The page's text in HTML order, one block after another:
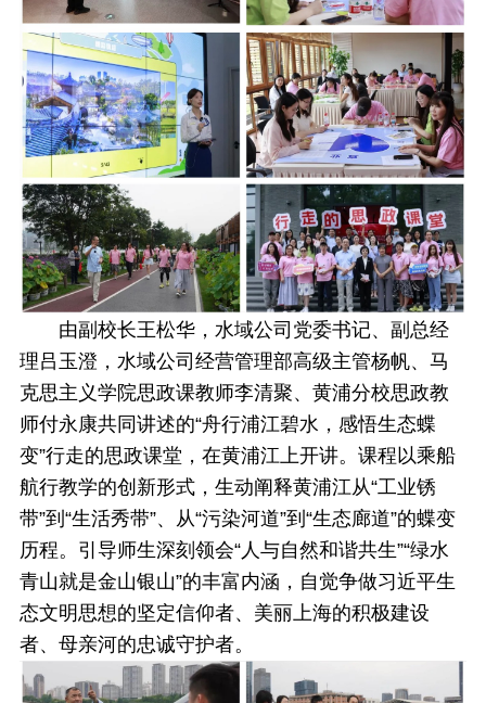
由副校长王松华，水域公司党委书记、副总经
理吕玉澄，水域公司经营管理部高级主管杨帆、马
克思主义学院思政课教师李清聚、黄浦分校思政教
师付永康共同讲述的“舟行浦江碧水，感悟生态蝶
变”行走的思政课堂，在黄浦江上开讲。课程以乘船
航行教学的创新形式，生动阐释黄浦江从“工业锈
带”到“生活秀带”、从“污染河道”到“生态廊道”的蝶变
历程。引导师生深刻领会“人与自然和谐共生”“绿水
青山就是金山银山”的丰富内涵，自觉争做习近平生
态文明思想的坚定信仰者、美丽上海的积极建设
者、母亲河的忠诚守护者。